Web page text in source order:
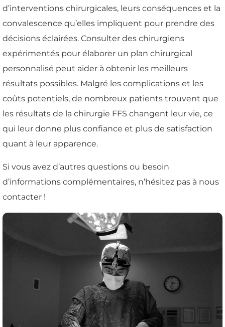
d’interventions chirurgicales, leurs conséquences et la
convalescence qu’elles impliquent pour prendre des
décisions éclairées. Consulter des chirurgiens
expérimentés pour élaborer un plan chirurgical
personnalisé peut aider à obtenir les meilleurs
résultats possibles. Malgré les complications et les
coûts potentiels, de nombreux patients trouvent que
les résultats de la chirurgie FFS changent leur vie, ce
qui leur donne plus confiance et plus de satisfaction
quant à leur apparence.
Si vous avez d’autres questions ou besoin
d’informations complémentaires, n’hésitez pas à nous
contacter !